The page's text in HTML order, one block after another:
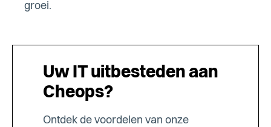
groei.
Uw IT uitbesteden aan
Cheops?
Ontdek de voordelen van onze